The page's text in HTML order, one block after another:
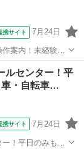
携サイト 7月24日
作案内！未経験
ど様々なお仕事
ルセンター！平
車・自転車…
携サイト 7月24日
！平日のみも